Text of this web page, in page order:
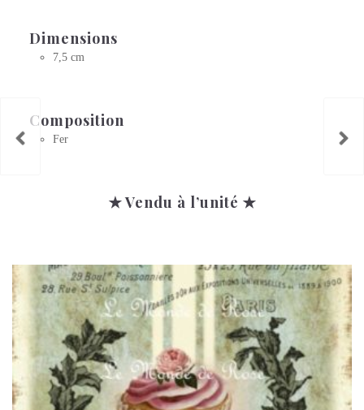
Dimensions
7,5 cm
Composition
Fer
✭ Vendu à l’unité ✭